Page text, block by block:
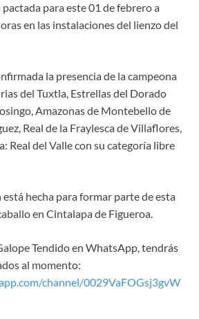
para este 01 de febrero a
en las instalaciones del lienzo del
la presencia de la campeona
del Tuxtla, Estrellas del Dorado
Amazonas de Montebello de
Real de la Fraylesca de Villaflores,
Real del Valle con su categoría libre
hecha para formar parte de esta
en Cintalapa de Figueroa.
Tendido en WhatsApp, tendrás
al momento:
channel/0029VaFOGsj3gvW